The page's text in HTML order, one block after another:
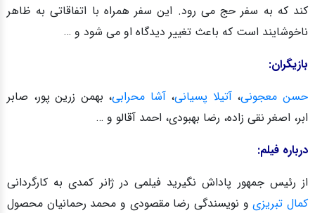
کند که به سفر حج می رود. این سفر همراه با اتفاقاتی به ظاهر
ناخوشایند است که باعث تغییر دیدگاه او می شود و …
بازیگران:
حسن معجونی،آتیلا پسیانی،آشا محرابی، بهمن زرین پور، صابر
ابر، اصغر نقی زاده، رضا بهبودی، احمد آقالو و …
درباره فیلم:
از رئیس جمهور پاداش نگیرید فیلمی در ژانر کمدی به کارگردانی
کمال تبریزیو نویسندگی رضا مقصودی و محمد رحمانیان محصول